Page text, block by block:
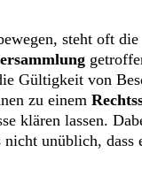
steht oft die
Gültigkeit von
zu einem
klären lassen.
unüblich, dass